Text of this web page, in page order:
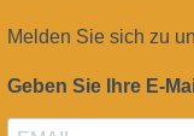
Melden Sie sich zu
Geben Sie Ihre E-